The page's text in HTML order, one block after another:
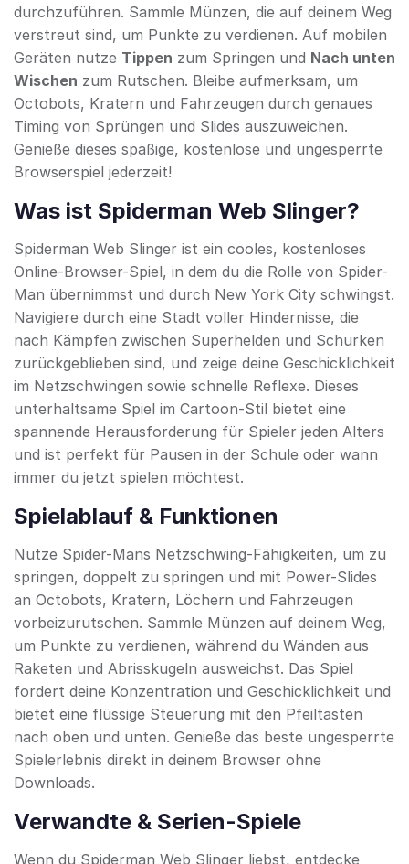
durchzuführen. Sammle Münzen, die auf deinem Weg
verstreut sind, um Punkte zu verdienen. Auf mobilen
Geräten nutze Tippen zum Springen und Nach unten
Wischen zum Rutschen. Bleibe aufmerksam, um
Octobots, Kratern und Fahrzeugen durch genaues
Timing von Sprüngen und Slides auszuweichen.
Genieße dieses spaßige, kostenlose und ungesperrte
Browserspiel jederzeit!
Was ist Spiderman Web Slinger?
Spiderman Web Slinger ist ein cooles, kostenloses
Online-Browser-Spiel, in dem du die Rolle von Spider-
Man übernimmst und durch New York City schwingst.
Navigiere durch eine Stadt voller Hindernisse, die
nach Kämpfen zwischen Superhelden und Schurken
zurückgeblieben sind, und zeige deine Geschicklichkeit
im Netzschwingen sowie schnelle Reflexe. Dieses
unterhaltsame Spiel im Cartoon-Stil bietet eine
spannende Herausforderung für Spieler jeden Alters
und ist perfekt für Pausen in der Schule oder wann
immer du jetzt spielen möchtest.
Spielablauf & Funktionen
Nutze Spider-Mans Netzschwing-Fähigkeiten, um zu
springen, doppelt zu springen und mit Power-Slides
an Octobots, Kratern, Löchern und Fahrzeugen
vorbeizurutschen. Sammle Münzen auf deinem Weg,
um Punkte zu verdienen, während du Wänden aus
Raketen und Abrisskugeln ausweichst. Das Spiel
fordert deine Konzentration und Geschicklichkeit und
bietet eine flüssige Steuerung mit den Pfeiltasten
nach oben und unten. Genieße das beste ungesperrte
Spielerlebnis direkt in deinem Browser ohne
Downloads.
Verwandte & Serien-Spiele
Wenn du Spiderman Web Slinger liebst, entdecke